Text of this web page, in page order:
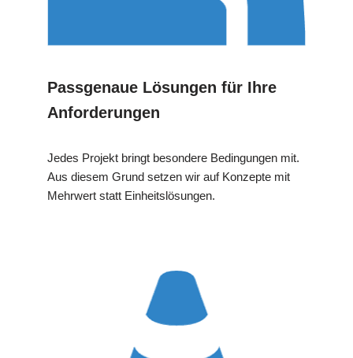
Passgenaue Lösungen für Ihre
Anforderungen
Jedes Projekt bringt besondere Bedingungen mit.
Aus diesem Grund setzen wir auf Konzepte mit
Mehrwert statt Einheitslösungen.